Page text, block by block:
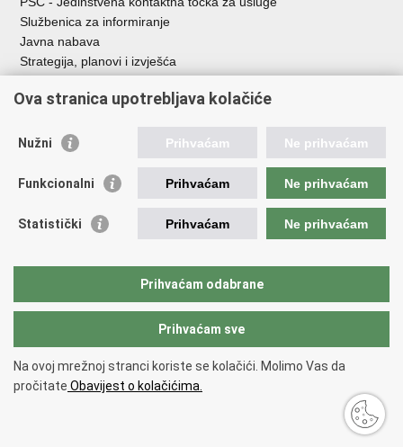
Službenica za informiranje
Javna nabava
Strategija, planovi i izvješća
Korisne poveznice
Vlada RH
ASOO
CARNET
Copyright © 2026 Ministarstvo znanosti, obrazovanja i mladih.
korištenjaIzjava o pristupačnosti
Ova stranica upotrebljava kolačiće
Nužni Prihvaćam Ne prihvaćam
Funkcionalni Prihvaćam Ne prihvaćam
Statistički Prihvaćam Ne prihvaćam
Prihvaćam odabrane
Prihvaćam sve
Na ovoj mrežnoj stranci koriste se kolačići. Molimo Vas da
pročitate Obavijest o kolačićima.